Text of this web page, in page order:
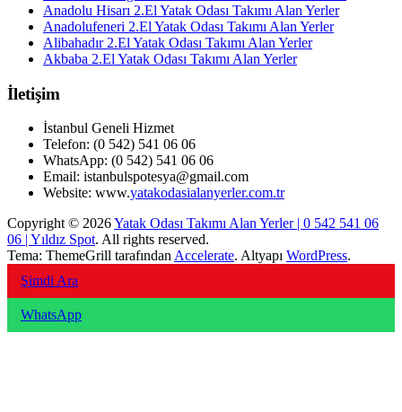
Anadolu Hisarı 2.El Yatak Odası Takımı Alan Yerler
Anadolufeneri 2.El Yatak Odası Takımı Alan Yerler
Alibahadır 2.El Yatak Odası Takımı Alan Yerler
Akbaba 2.El Yatak Odası Takımı Alan Yerler
İletişim
İstanbul Geneli Hizmet
Telefon: (0 542) 541 06 06
WhatsApp: (0 542) 541 06 06
Email: istanbulspotesya@gmail.com
Website: www.yatakodasialanyerler.com.tr
Copyright © 2026Yatak Odası Takımı Alan Yerler | 0 542 541 06
06 | Yıldız Spot. All rights reserved.
Tema: ThemeGrill tarafındanAccelerate. Altyapı WordPress.
Şimdi Ara
WhatsApp